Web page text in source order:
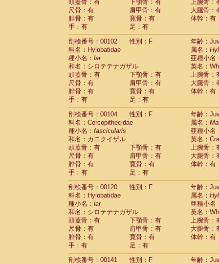
頭蓋骨：有
下顎骨：有
上腕骨：
尺骨：有
肩甲骨：有
大腿骨：
腓骨：有
寛骨：有
体幹：有
手：有
足：有
剖検番号：00102
性別：F
年齢：
科名：Hylobatidae
属名：
種小名： lar
亜種小名
和名：シロテテナガザル
英名：
頭蓋骨：有
下顎骨：有
上腕骨：
尺骨：有
肩甲骨：有
大腿骨：
腓骨：有
寛骨：有
体幹：有
手：有
足：有
剖検番号：00104
性別：F
年齢：
科名：Cercopithecidae
属名：
種小名： fascicularis
亜種小名
和名：カニクイザル
英名：
頭蓋骨：有
下顎骨：有
上腕骨：
尺骨：有
肩甲骨：有
大腿骨：
腓骨：有
寛骨：有
体幹：有
手：有
足：有
剖検番号：00120
性別：F
年齢：
科名：Hylobatidae
属名：
種小名： lar
亜種小名
和名：シロテテナガザル
英名：
頭蓋骨：有
下顎骨：有
上腕骨：
尺骨：有
肩甲骨：有
大腿骨：
腓骨：有
寛骨：有
体幹：有
手：有
足：有
剖検番号：00141
性別：F
年齢：